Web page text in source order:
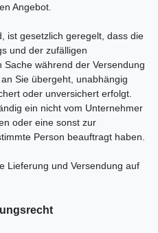
Angebot.
ist gesetzlich geregelt, dass die
und der zufälligen
während der Versendung
Sie übergeht, unabhängig
oder unversichert erfolgt.
ein nicht vom Unternehmer
oder eine sonst zur
Person beauftragt haben.
Lieferung und Versendung auf